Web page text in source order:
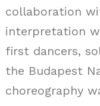
collaboration
interpretation
first dancers,
the Budapest
choreography